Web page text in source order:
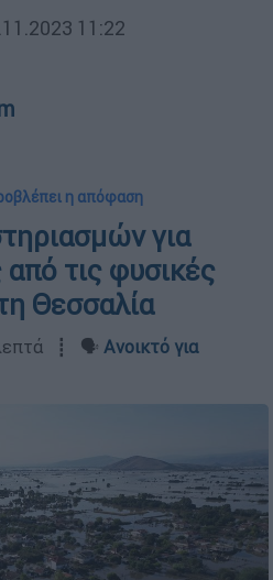
11:22
η απόφαση
για
τις φυσικές
Θεσσαλία
λεπτά ┋ 🗣️ Ανοικτό για